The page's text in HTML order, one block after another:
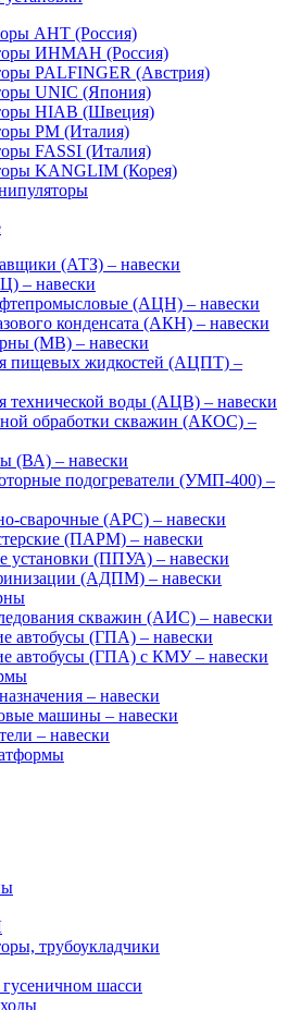
АНТ (Россия)
ИНМАН (Россия)
PALFINGER (Австрия)
UNIC (Япония)
HIAB (Швеция)
PM (Италия)
FASSI (Италия)
KANGLIM (Корея)
(АТЗ) – навески
– навески
(АЦН) – навески
конденсата (АКН) – навески
(МВ) – навески
пищевых жидкостей (АЦПТ) –
технической воды (АЦВ) – навески
обработки скважин (АКОС) –
(ВА) – навески
подогреватели (УМП-400) –
сварочные (АРС) – навески
(ПАРМ) – навески
установки (ППУА) – навески
(АДПМ) – навески
скважин (АИС) – навески
автобусы (ГПА) – навески
автобусы (ГПА) с КМУ – навески
– навески
машины – навески
– навески
трубоукладчики
шасси